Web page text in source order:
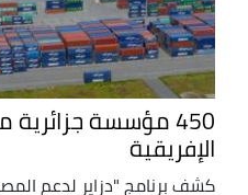
450 مؤسسة جزائرية
الإفريقية